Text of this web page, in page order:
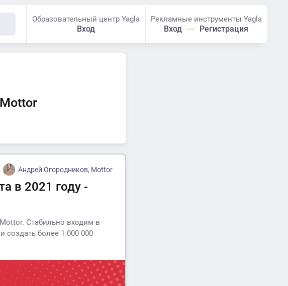
Образовательный центр Yagla
Вход
Рекламные инструменты Yagla
Вход Регистрация
Андрей Огородников, Mottor
в 2021 году -
Стабильно входим в
создать более 1 000 000